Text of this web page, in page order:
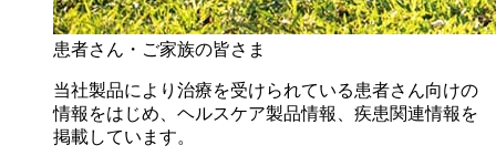
患者さん・ご家族の皆さま
当社製品により治療を受けられている患者さん向けの
情報をはじめ、ヘルスケア製品情報、疾患関連情報を
掲載しています。